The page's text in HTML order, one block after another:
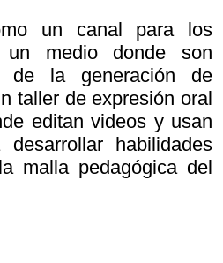
un canal para los
medio donde son
de la generación de
taller de expresión oral
editan videos y usan
habilidades
malla pedagógica del